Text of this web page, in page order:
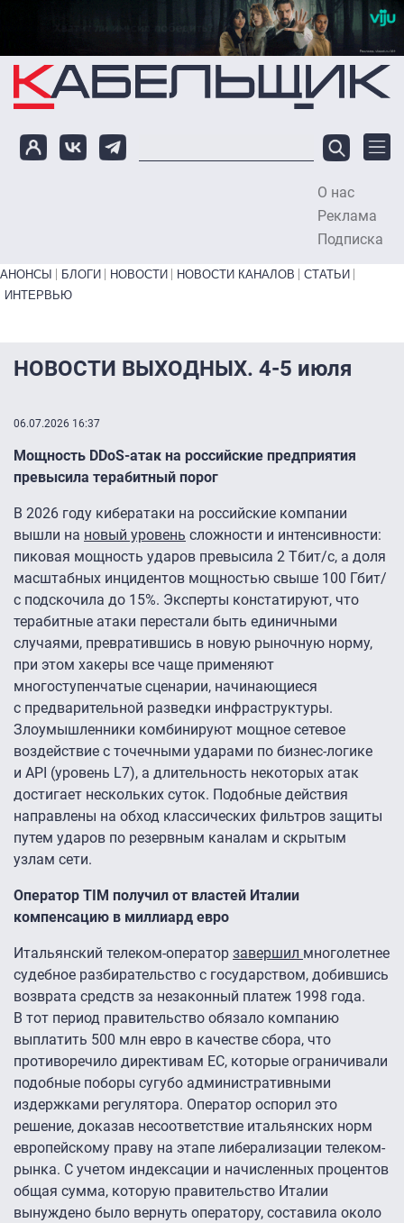
Перейти к основному содержанию
О нас
Реклама
Подписка
Primary links bottom
АНОНСЫ БЛОГИ НОВОСТИ НОВОСТИ КАНАЛОВ
СТАТЬИ
ИНТЕРВЬЮ
НОВОСТИ ВЫХОДНЫХ. 4-5 июля
06.07.2026 16:37
Мощность DDoS-атак на российские предприятия
превысила терабитный порог
В 2026 году кибератаки на российские компании
вышли на новый уровень сложности и интенсивности:
пиковая мощность ударов превысила 2 Тбит/с, а доля
масштабных инцидентов мощностью свыше 100 Гбит/
с подскочила до 15%. Эксперты констатируют, что
терабитные атаки перестали быть единичными
случаями, превратившись в новую рыночную норму,
при этом хакеры все чаще применяют
многоступенчатые сценарии, начинающиеся
с предварительной разведки инфраструктуры.
Злоумышленники комбинируют мощное сетевое
воздействие с точечными ударами по бизнес-логике
и API (уровень L7), а длительность некоторых атак
достигает нескольких суток. Подобные действия
направлены на обход классических фильтров защиты
путем ударов по резервным каналам и скрытым
узлам сети.
Оператор TIM получил от властей Италии
компенсацию в миллиард евро
Итальянский телеком-оператор завершил многолетнее
судебное разбирательство с государством, добившись
возврата средств за незаконный платеж 1998 года.
В тот период правительство обязало компанию
выплатить 500 млн евро в качестве сбора, что
противоречило директивам ЕС, которые ограничивали
подобные поборы сугубо административными
издержками регулятора. Оператор оспорил это
решение, доказав несоответствие итальянских норм
европейскому праву на этапе либерализации телеком-
рынка. С учетом индексации и начисленных процентов
общая сумма, которую правительство Италии
вынуждено было вернуть оператору, составила около